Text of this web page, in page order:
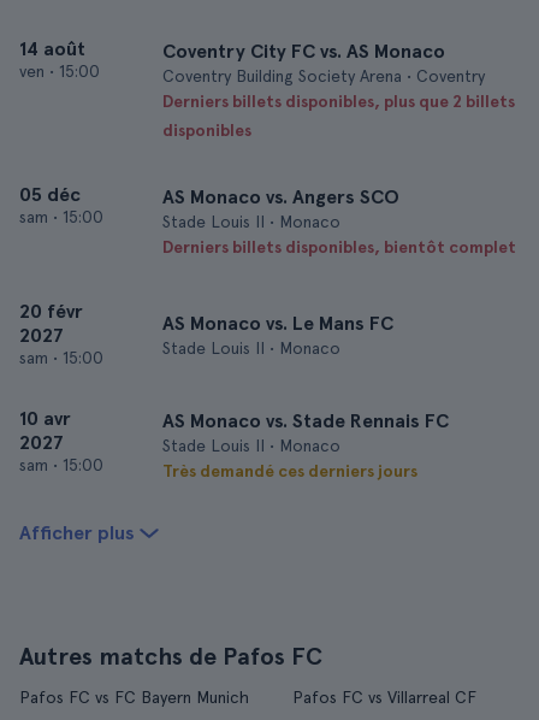
14 août
ven • 15:00
Coventry City FC vs. AS Monaco
Coventry Building Society Arena • Coventry
Derniers billets disponibles, plus que 2 billets
disponibles
05 déc
sam • 15:00
AS Monaco vs. Angers SCO
Stade Louis II • Monaco
Derniers billets disponibles, bientôt complet
20 févr
2027
sam • 15:00
AS Monaco vs. Le Mans FC
Stade Louis II • Monaco
10 avr
2027
sam • 15:00
AS Monaco vs. Stade Rennais FC
Stade Louis II • Monaco
Très demandé ces derniers jours
Afficher plus
Autres matchs de Pafos FC
Pafos FC vs FC Bayern Munich
Pafos FC vs Villarreal CF